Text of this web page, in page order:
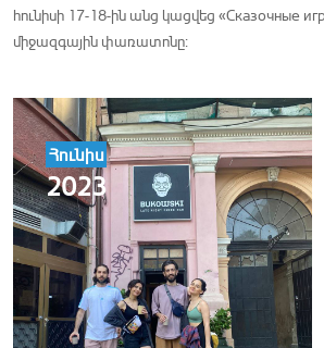
հունիսի 17-18-ին անց կացվեց «Сказочные
միջազգային փառատոնը:
Հունիս
2023